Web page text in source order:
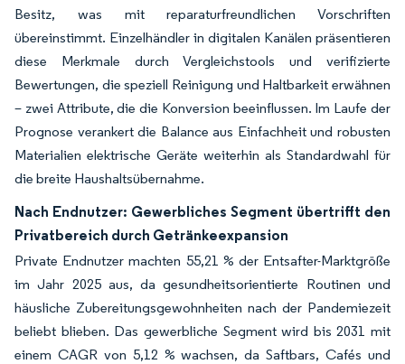
Besitz, was mit reparaturfreundlichen Vorschriften
übereinstimmt. Einzelhändler in digitalen Kanälen präsentieren
diese Merkmale durch Vergleichstools und verifizierte
Bewertungen, die speziell Reinigung und Haltbarkeit erwähnen
– zwei Attribute, die die Konversion beeinflussen. Im Laufe der
Prognose verankert die Balance aus Einfachheit und robusten
Materialien elektrische Geräte weiterhin als Standardwahl für
die breite Haushaltsübernahme.
Nach Endnutzer: Gewerbliches Segment übertrifft den
Privatbereich durch Getränkeexpansion
Private Endnutzer machten 55,21 % der Entsafter-Marktgröße
im Jahr 2025 aus, da gesundheitsorientierte Routinen und
häusliche Zubereitungsgewohnheiten nach der Pandemiezeit
beliebt blieben. Das gewerbliche Segment wird bis 2031 mit
einem CAGR von 5,12 % wachsen, da Saftbars, Cafés und